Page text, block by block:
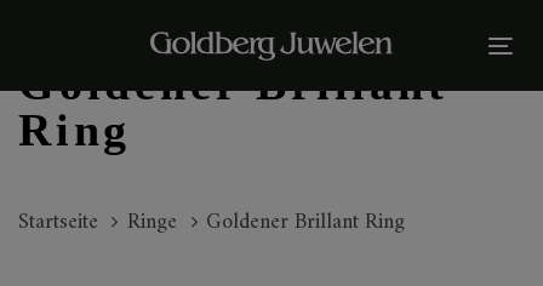
Navigation
springen
Zum
springen
Goldener Brillant
Ring
Startseite Ringe Goldener Brillant Ring